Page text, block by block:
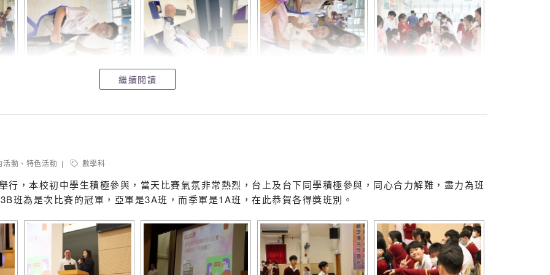
繼續閱讀
活動 、 特色活動 數學科
，本校初中學生積極參與，當天比賽氣氛非常熱烈，台上及台下同學積極參與，同心合力解難，盡力為班
班為是次比賽的冠軍，亞軍是3A班，而季軍是1A班，在此恭賀各得獎班別。